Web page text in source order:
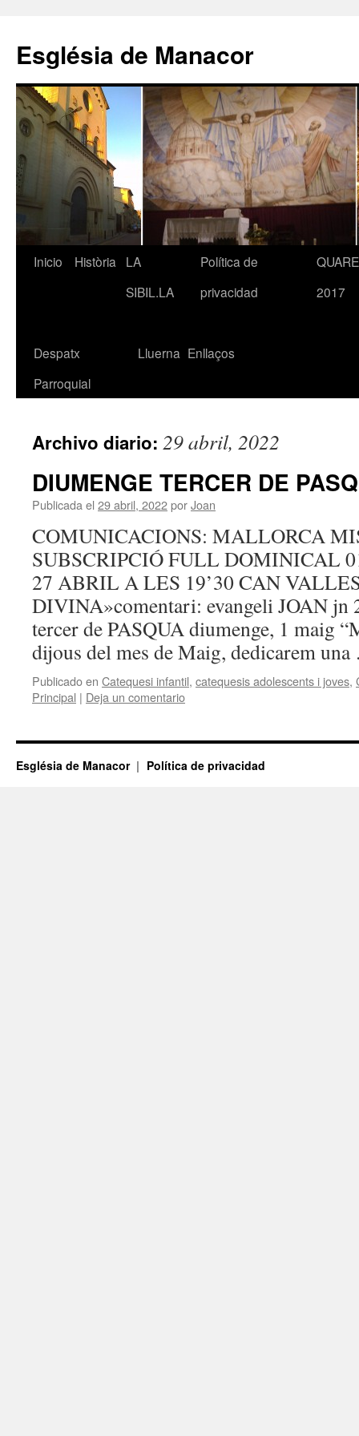
contenido
Església de Manacor
Inicio Història
LA
SIBIL.LA
Política de
privacidad
2017
Despatx
Parroquial
Lluerna Enllaços
Archivo diario: 29 abril, 2022
DIUMENGE TERCER DE
Publicada el 29 abril, 2022porJoan
COMUNICACIONS: MALLORCA
SUBSCRIPCIÓ FULL DOMINICAL
27 ABRIL A LES 19’30 CAN
DIVINA»comentari: evangeli JOAN jn
tercer de PASQUA diumenge, 1 maig
dijous del mes de Maig, dedicarem
Publicado en Catequesi infantil, catequesis adolescents i joves,
Principal | Deja un comentario
Església de Manacor Política de privacidad